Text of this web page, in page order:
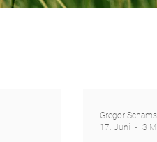
Gregor
17. Juni
3